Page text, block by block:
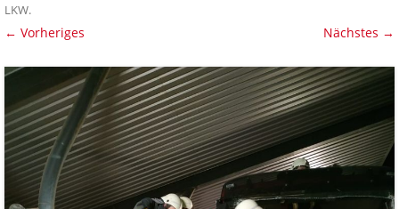
LKW.
← Vorheriges Nächstes →